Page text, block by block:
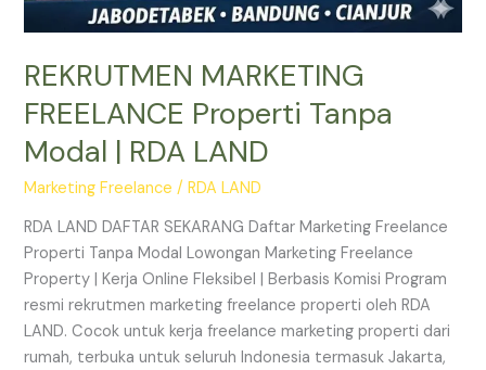
REKRUTMEN MARKETING
FREELANCE Properti Tanpa
Modal | RDA LAND
Marketing Freelance /RDA LAND
RDA LAND DAFTAR SEKARANG Daftar Marketing Freelance
Properti Tanpa Modal Lowongan Marketing Freelance
Property | Kerja Online Fleksibel | Berbasis Komisi Program
resmi rekrutmen marketing freelance properti oleh RDA
LAND. Cocok untuk kerja freelance marketing properti dari
rumah, terbuka untuk seluruh Indonesia termasuk Jakarta,